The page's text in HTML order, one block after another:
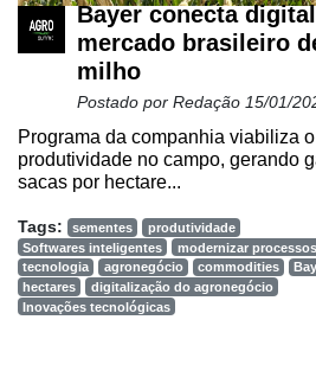
Bayer conecta
mercado brasileiro
milho
Postado por Redação 15/01/
Programa da companhia viabiliza
produtividade no campo, gerando
sacas por hectare...
Tags: sementes
produtividade
Softwares inteligentes
modernizar processos
tecnologia
agronegócio commodities
hectares
digitalização do agronegócio
Inovações tecnológicas